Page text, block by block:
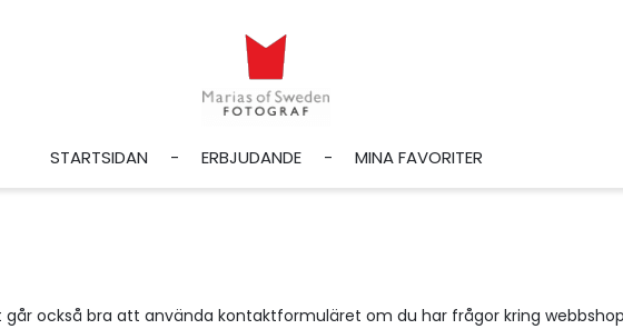
STARTSIDAN ERBJUDANDE MINA FAVORITER
också bra att använda kontaktformuläret om du har frågor kring